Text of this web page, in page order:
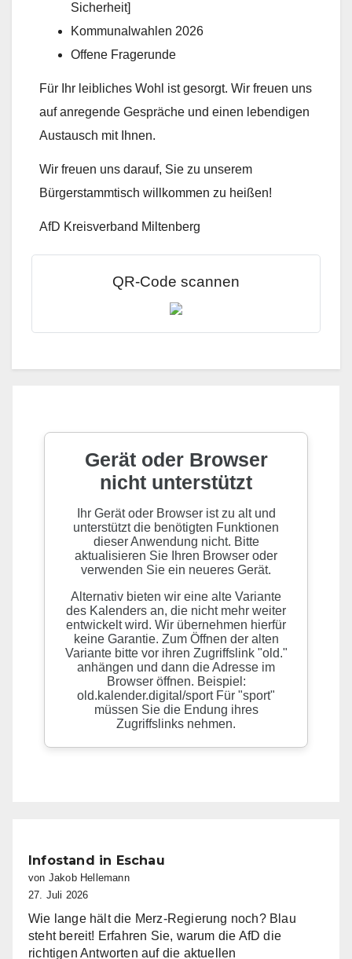
Sicherheit]
Kommunalwahlen 2026
Offene Fragerunde
Für Ihr leibliches Wohl ist gesorgt. Wir freuen uns
auf anregende Gespräche und einen lebendigen
Austausch mit Ihnen.
Wir freuen uns darauf, Sie zu unserem
Bürgerstammtisch willkommen zu heißen!
AfD Kreisverband Miltenberg
QR-Code scannen
Infostand in Eschau
von Jakob Hellemann
27. Juli 2026
Wie lange hält die Merz-Regierung noch? Blau
steht bereit! Erfahren Sie, warum die AfD die
richtigen Antworten auf die aktuellen